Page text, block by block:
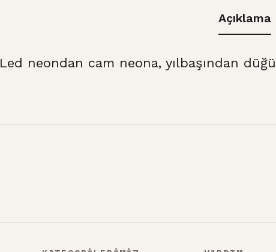
Açıklama
Led neondan cam neona, yılbaşından